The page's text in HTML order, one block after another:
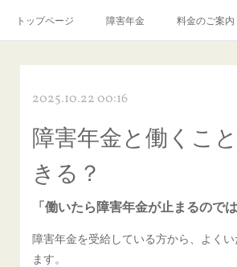
トップページ 障害年金 料金のご案内
2025.10.22 00:16
障害年金と働くこ
きる？
「働いたら障害年金が止まるので
障害年金を受給している方から、よく
ます。